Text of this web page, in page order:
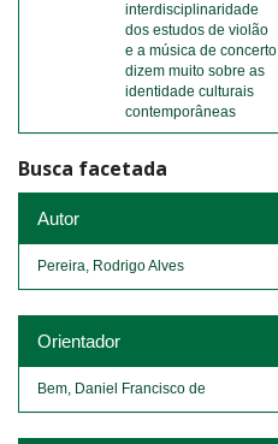
interdisciplinaridade
dos estudos de violão
e a música de concerto
dizem muito sobre as
identidade culturais
contemporâneas
Busca facetada
Autor
Pereira, Rodrigo Alves
Orientador
Bem, Daniel Francisco de